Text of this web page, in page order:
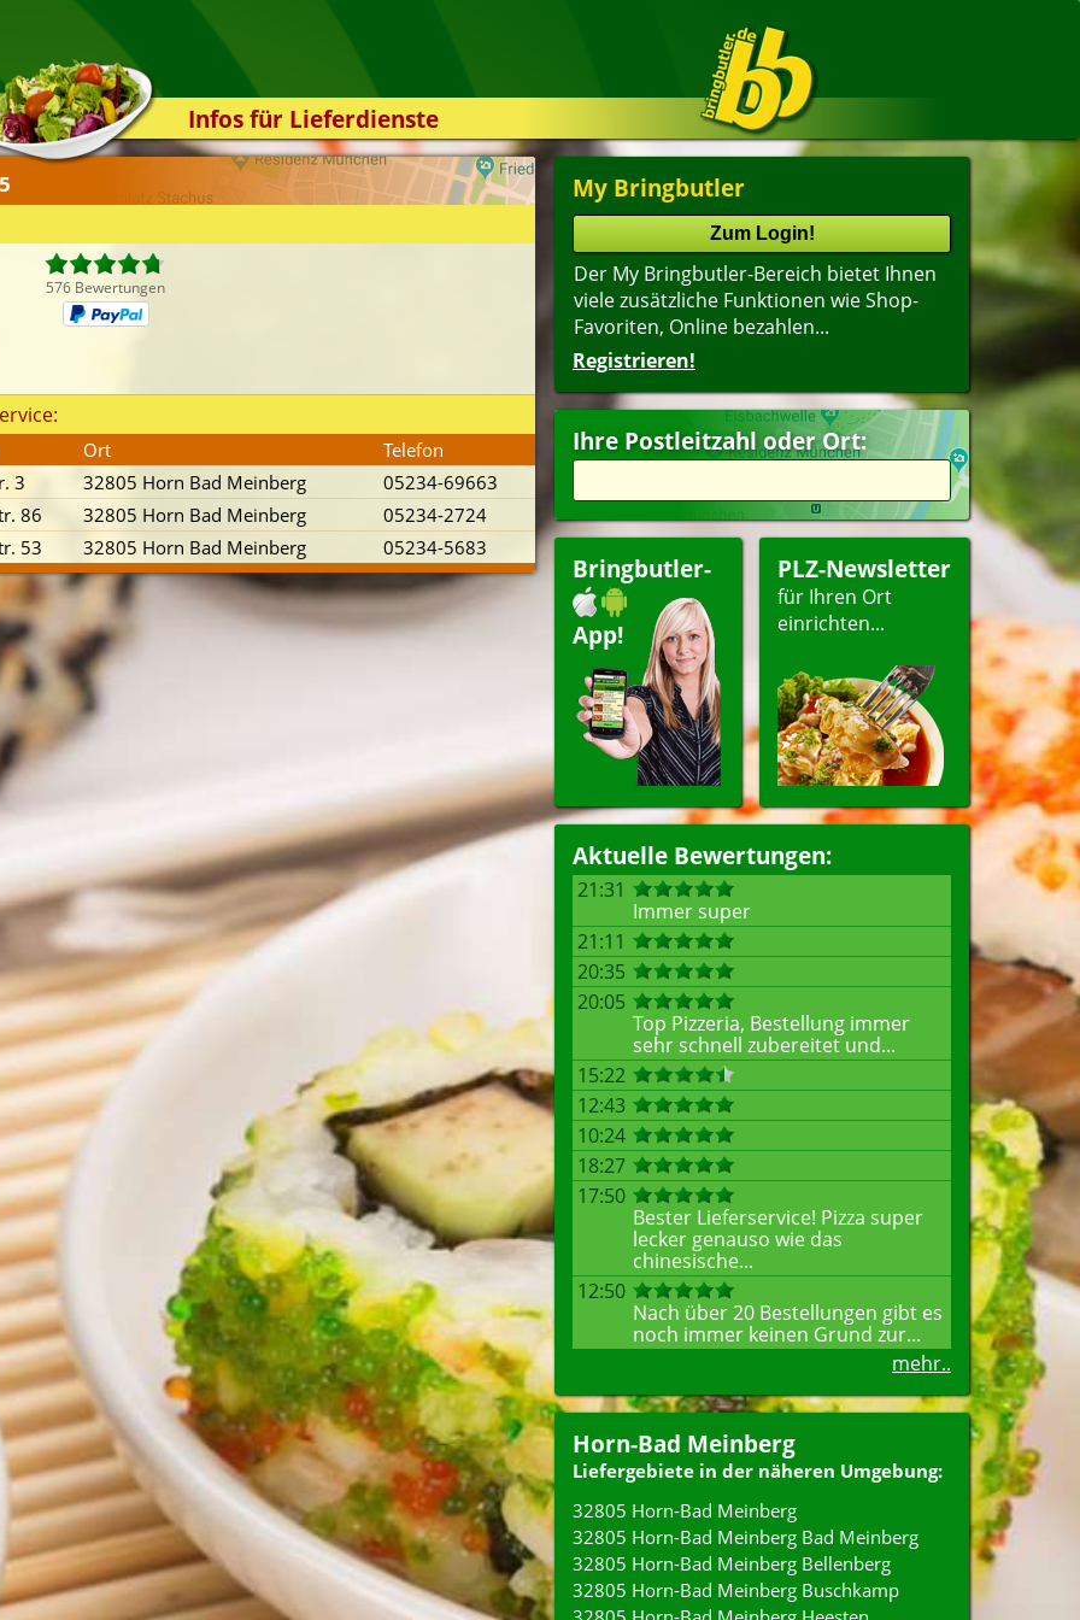
Infos für Lieferdienste
Kassensystem
Zuverlässigkeit
Kontakt
My Bringbutler
Der My Bringbutler-Bereich bietet Ihnen
viele zusätzliche Funktionen wie Shop-
Favoriten, Online bezahlen...
Registrieren!
Ihre Postleitzahl oder Ort:
Bringbutler-
App!
PLZ-Newsletter
für Ihren Ort
einrichten...
Aktuelle Bewertungen:
21:31
Immer super
21:11
20:35
20:05
Top Pizzeria, Bestellung immer
sehr schnell zubereitet und...
15:22
12:43
10:24
18:27
17:50
Bester Lieferservice! Pizza super
lecker genauso wie das
chinesische...
12:50
Nach über 20 Bestellungen gibt es
noch immer keinen Grund zur...
mehr..
Horn-Bad Meinberg
Liefergebiete in der näheren Umgebung:
32805 Horn-Bad Meinberg
32805 Horn-Bad Meinberg Bad Meinberg
32805 Horn-Bad Meinberg Bellenberg
32805 Horn-Bad Meinberg Buschkamp
576 Bewertungen
Ort
Telefon
3 32805 Horn Bad Meinberg
05234-69663
86 32805 Horn Bad Meinberg
05234-2724
53 32805 Horn Bad Meinberg 05234-5683